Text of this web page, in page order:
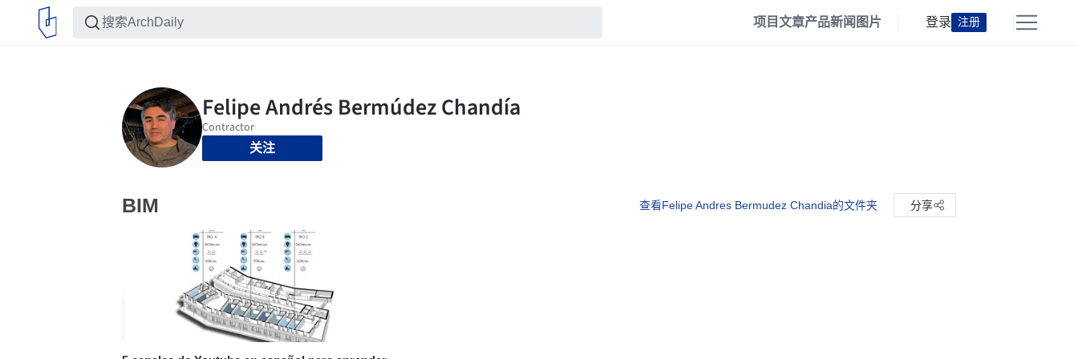
项目文章产品新闻 图片 登录 注册
关注
BIM 查看Felipe Andres Bermudez Chandia的文件夹 分享